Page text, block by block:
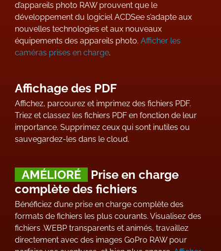
d’appareils photo RAW prouvent que le
développement du logiciel ACDSee s’adapte aux
nouvelles technologies et aux nouveaux
équipements des appareils photo. Afficher les
caméras prises en charge.
Affichage des PDF
Affichez, parcourez et imprimez des fichiers PDF.
Triez et classez les fichiers PDF en fonction de leur
importance. Supprimez ceux qui sont inutiles ou
sauvegardez-les dans le cloud.
AMÉLIORÉ
Prise en charge
complète des fichiers
Bénéficiez d’une prise en charge complète des
formats de fichiers les plus courants. Visualisez des
fichiers .WEBP transparents et animés, travaillez
directement avec des images GoPro RAW pour